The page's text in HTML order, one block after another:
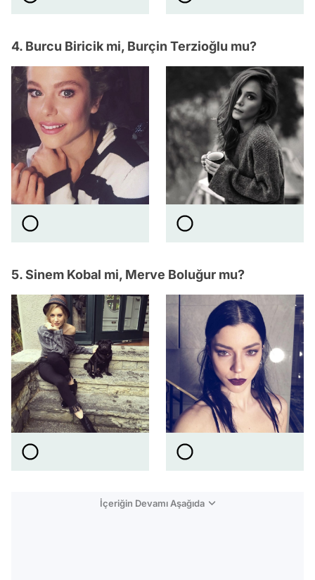
4. Burcu Biricik mi, Burçin Terzioğlu mu?
5. Sinem Kobal mi, Merve Boluğur mu?
İçeriğin Devamı Aşağıda